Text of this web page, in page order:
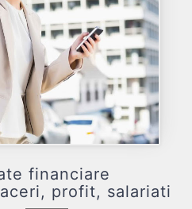
financiare
profit, salariati